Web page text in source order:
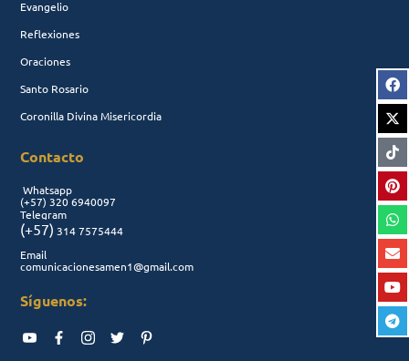
Evangelio
Reflexiones
Oraciones
Santo Rosario
Coronilla Divina Misericordia
Contacto
Whatsapp
(+57) 320 6940097
Telegram
(+57) 314 7575444
Email
comunicacionesamen1@gmail.com
Síguenos: